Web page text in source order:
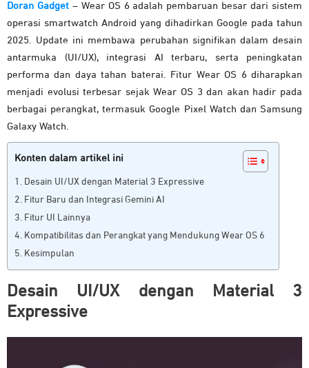
Doran Gadget– Wear OS 6 adalah pembaruan besar dari sistem
operasi smartwatch Android yang dihadirkan Google pada tahun
2025. Update ini membawa perubahan signifikan dalam desain
antarmuka (UI/UX), integrasi AI terbaru, serta peningkatan
performa dan daya tahan baterai. Fitur Wear OS 6 diharapkan
menjadi evolusi terbesar sejak Wear OS 3 dan akan hadir pada
berbagai perangkat, termasuk Google Pixel Watch dan Samsung
Galaxy Watch.
Konten dalam artikel ini
Desain UI/UX dengan Material 3 Expressive
Fitur Baru dan Integrasi Gemini AI
Fitur UI Lainnya
Kompatibilitas dan Perangkat yang Mendukung Wear OS 6
Kesimpulan
Desain UI/UX dengan Material 3
Expressive